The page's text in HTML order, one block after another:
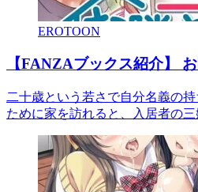
EROTOON
【FANZAブックス紹介】
二十歳という若さで自分名義の
ために家を訪れると、入居者の